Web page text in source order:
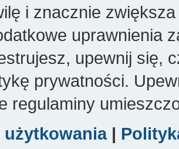
i znacznie
uprawnienia
upewnij się,
prywatności.
regulaminy
użytkowania|